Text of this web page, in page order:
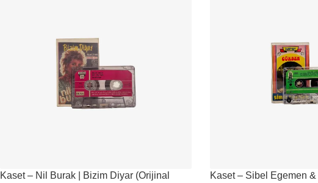
Kaset – Nil Burak | Bizim Diyar (Orijinal
Kaset – Sibel Egemen